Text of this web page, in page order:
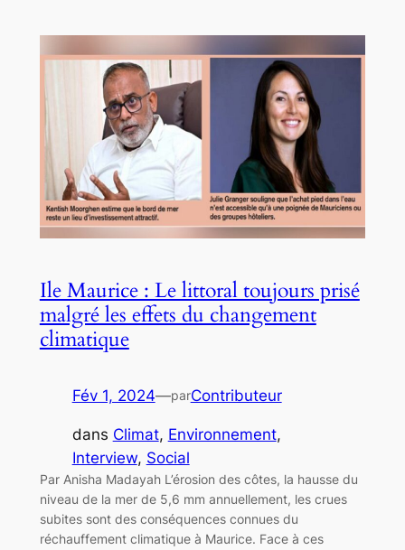
Ile Maurice : Le littoral toujours prisé
malgré les effets du changement
climatique
Fév 1, 2024—parContributeur
dans Climat, Environnement
Interview, Social
Par Anisha Madayah L’érosion des côtes, la hausse du
niveau de la mer de 5,6 mm annuellement, les crues
subites sont des conséquences connues du
réchauffement climatique à Maurice. Face à ces